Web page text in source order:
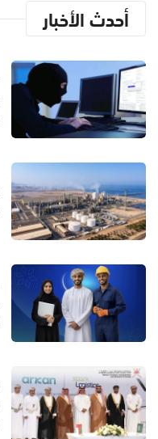
أحدث الأخبار